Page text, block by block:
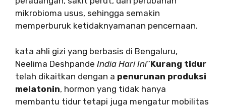
mikrobioma usus, sehingga semakin
memperburuk ketidaknyamanan pencernaan.
kata ahli gizi yang berbasis di Bengaluru,
Neelima Deshpande India Hari Ini“Kurang tidur
telah dikaitkan dengan a penurunan produksi
melatonin, hormon yang tidak hanya
membantu tidur tetapi juga mengatur mobilitas